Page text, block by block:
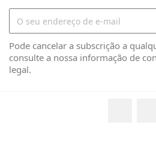
Pode cancelar a subscrição a
consulte a nossa informação de
legal.